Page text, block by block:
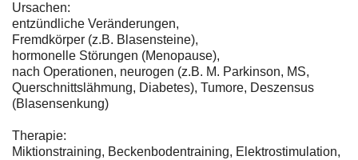
Ursachen:
entzündliche Veränderungen,
Fremdkörper (z.B. Blasensteine),
hormonelle Störungen (Menopause),
nach Operationen, neurogen (z.B. M. Parkinson, MS,
Querschnittslähmung, Diabetes), Tumore, Deszensus
(Blasensenkung)
Therapie:
Miktionstraining, Beckenbodentraining, Elektrostimulation,